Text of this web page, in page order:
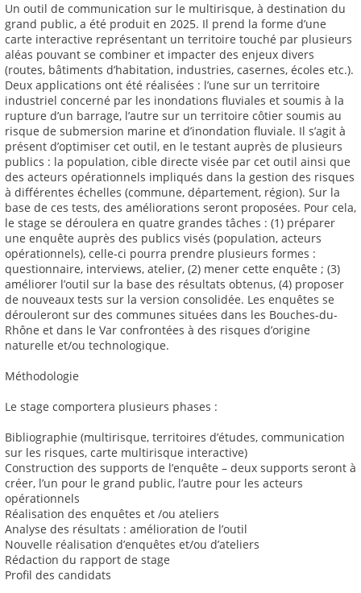
Un outil de communication sur le multirisque, à destination du
grand public, a été produit en 2025. Il prend la forme d’une
carte interactive représentant un territoire touché par plusieurs
aléas pouvant se combiner et impacter des enjeux divers
(routes, bâtiments d’habitation, industries, casernes, écoles etc.).
Deux applications ont été réalisées : l’une sur un territoire
industriel concerné par les inondations fluviales et soumis à la
rupture d’un barrage, l’autre sur un territoire côtier soumis au
risque de submersion marine et d’inondation fluviale. Il s’agit à
présent d’optimiser cet outil, en le testant auprès de plusieurs
publics : la population, cible directe visée par cet outil ainsi que
des acteurs opérationnels impliqués dans la gestion des risques
à différentes échelles (commune, département, région). Sur la
base de ces tests, des améliorations seront proposées. Pour cela,
le stage se déroulera en quatre grandes tâches : (1) préparer
une enquête auprès des publics visés (population, acteurs
opérationnels), celle-ci pourra prendre plusieurs formes :
questionnaire, interviews, atelier, (2) mener cette enquête ; (3)
améliorer l’outil sur la base des résultats obtenus, (4) proposer
de nouveaux tests sur la version consolidée. Les enquêtes se
dérouleront sur des communes situées dans les Bouches-du-
Rhône et dans le Var confrontées à des risques d’origine
naturelle et/ou technologique.
Méthodologie
Le stage comportera plusieurs phases :
Bibliographie (multirisque, territoires d’études, communication
sur les risques, carte multirisque interactive)
Construction des supports de l’enquête – deux supports seront à
créer, l’un pour le grand public, l’autre pour les acteurs
opérationnels
Réalisation des enquêtes et /ou ateliers
Analyse des résultats : amélioration de l’outil
Nouvelle réalisation d’enquêtes et/ou d’ateliers
Rédaction du rapport de stage
Profil des candidats